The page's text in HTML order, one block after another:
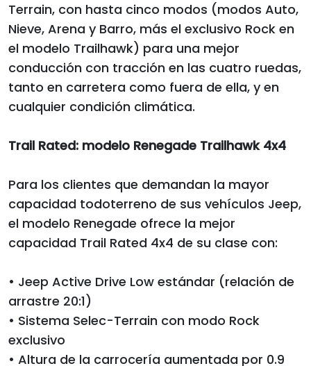
Terrain, con hasta cinco modos (modos Auto,
Nieve, Arena y Barro, más el exclusivo Rock en
el modelo Trailhawk) para una mejor
conducción con tracción en las cuatro ruedas,
tanto en carretera como fuera de ella, y en
cualquier condición climática.
Trail Rated: modelo Renegade Trailhawk 4x4
Para los clientes que demandan la mayor
capacidad todoterreno de sus vehículos Jeep,
el modelo Renegade ofrece la mejor
capacidad Trail Rated 4x4 de su clase con:
• Jeep Active Drive Low estándar (relación de
arrastre 20:1)
• Sistema Selec-Terrain con modo Rock
exclusivo
• Altura de la carrocería aumentada por 0.9